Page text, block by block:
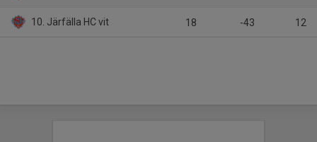
10. Järfälla HC vit 18 -43 12